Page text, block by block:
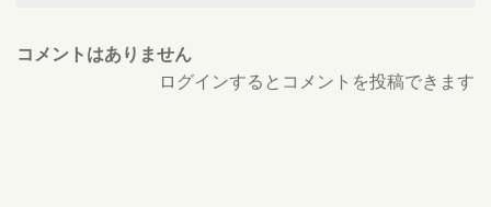
コメントはありません
ログインするとコメントを投稿できます